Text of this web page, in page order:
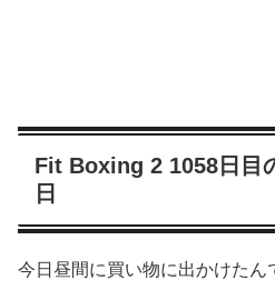
Fit Boxing 2 1058日目
日
今日昼間に買い物に出かけたん